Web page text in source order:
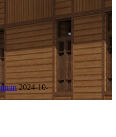
2024-10-